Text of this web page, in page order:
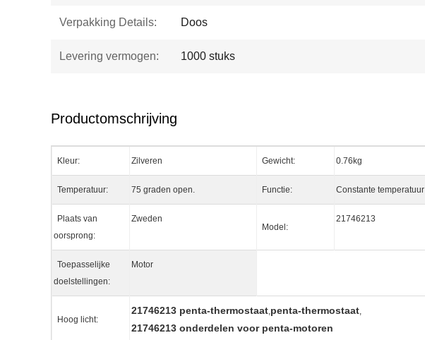
Verpakking Details: Doos
Levering vermogen: 1000 stuks
Productomschrijving
Kleur: Zilveren Gewicht: 0.76kg
Temperatuur: 75 graden open. Functie: Constante temperatuur
Plaats van
oorsprong:
Zweden
Model:
21746213
Toepasselijke
doelstellingen:
Motor
Hoog licht:
21746213 penta-thermostaat,penta-thermostaat,
21746213 onderdelen voor penta-motoren